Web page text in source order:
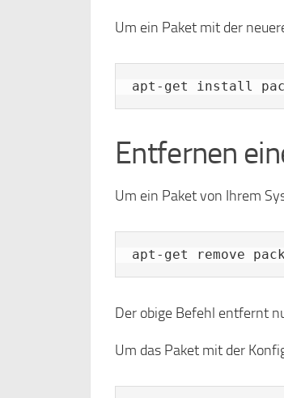
Um ein Paket mit der
apt-get install
Entfernen
Um ein Paket von Ihrem
apt-get remove
Der obige Befehl entfernt
Um das Paket mit der